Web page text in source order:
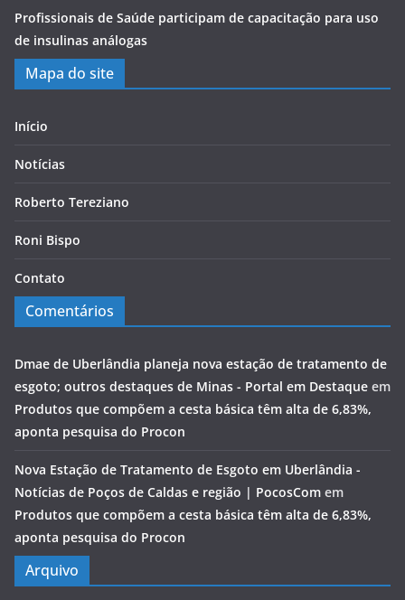
Profissionais de Saúde participam de capacitação para uso
de insulinas análogas
Mapa do site
Início
Notícias
Roberto Tereziano
Roni Bispo
Contato
Comentários
Dmae de Uberlândia planeja nova estação de tratamento de
esgoto; outros destaques de Minas - Portal em Destaque em
Produtos que compõem a cesta básica têm alta de 6,83%,
aponta pesquisa do Procon
Nova Estação de Tratamento de Esgoto em Uberlândia -
Notícias de Poços de Caldas e região | PocosCom em
Produtos que compõem a cesta básica têm alta de 6,83%,
aponta pesquisa do Procon
Arquivo